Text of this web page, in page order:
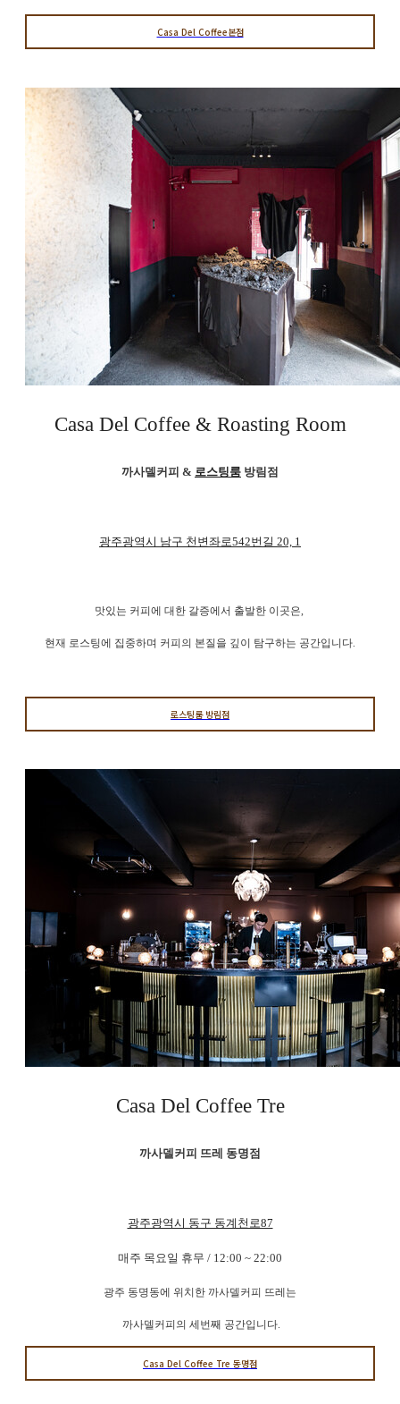
Casa Del Coffee본점
Casa Del Coffee & Roasting Room
까사델커피 & 로스팅룸 방림점
광주광역시 남구 천변좌로542번길 20, 1
맛있는 커피에 대한 갈증에서 출발한 이곳은,
현재 로스팅에 집중하며 커피의 본질을 깊이 탐구하는 공간입니다.
로스팅룸 방림점
Casa Del Coffee Tre
까사델커피 뜨레 동명점
광주광역시 동구 동계천로87
매주 목요일 휴무 / 12:00 ~ 22:00
광주 동명동에 위치한 까사델커피 뜨레는
까사델커피의 세번째 공간입니다.
Casa Del Coffee Tre 동명점